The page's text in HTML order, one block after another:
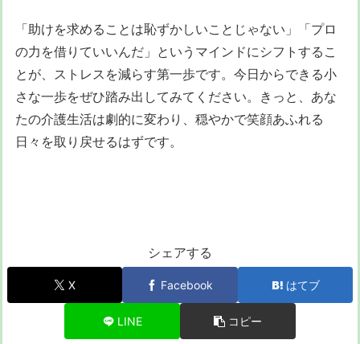
「助けを求めることは恥ずかしいことじゃない」「プロ
の力を借りていいんだ」というマインドにシフトするこ
とが、ストレスを減らす第一歩です。今日からできる小
さな一歩をぜひ踏み出してみてください。きっと、あな
たの介護生活は劇的に変わり、穏やかで笑顔あふれる
日々を取り戻せるはずです。
シェアする
X Facebook はてブ
LINE コピー